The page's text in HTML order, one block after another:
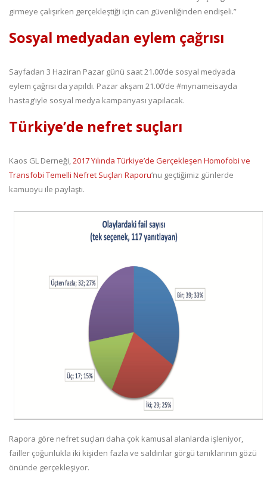
girmeye çalışırken gerçekleştiği için can güvenliğinden endişeli.”
Sosyal medyadan eylem çağrısı
Sayfadan 3 Haziran Pazar günü saat 21.00’de sosyal medyada
eylem çağrısı da yapıldı. Pazar akşam 21.00’de #mynameisayda
hastag’iyle sosyal medya kampanyası yapılacak.
Türkiye’de nefret suçları
Kaos GL Derneği,2017 Yılında Türkiye’de Gerçekleşen Homofobi ve
Transfobi Temelli Nefret Suçları Raporu’nu geçtiğimiz günlerde
kamuoyu ile paylaştı.
Rapora göre nefret suçları daha çok kamusal alanlarda işleniyor,
failler çoğunlukla iki kişiden fazla ve saldırılar görgü tanıklarının gözü
önünde gerçekleşiyor.